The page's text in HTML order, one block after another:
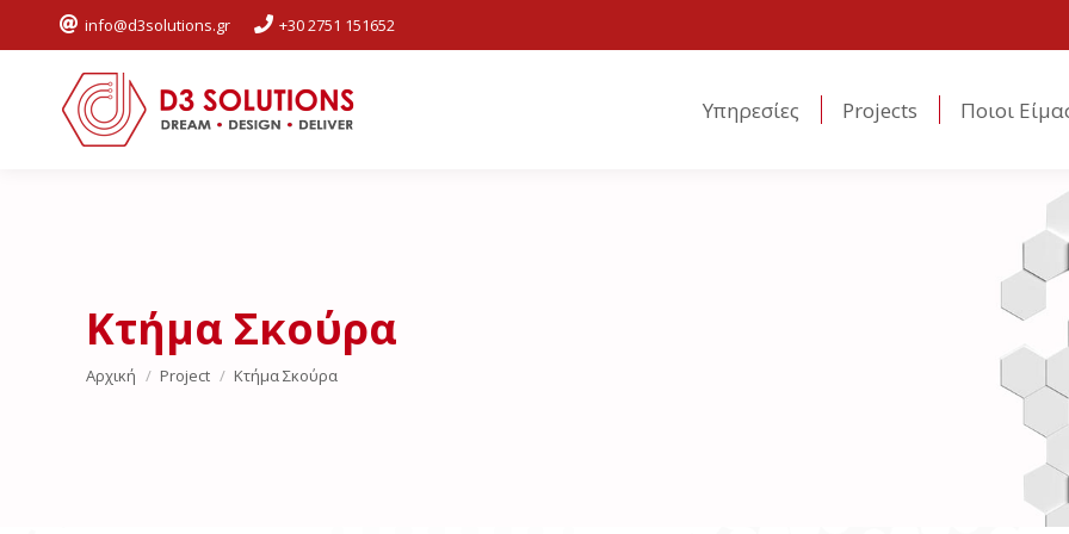
info@d3solutions.gr +30 2751 151652
Υπηρεσίες Projects Ποιοι
Κτήμα Σκούρα
You are here:
Αρχική Project Κτήμα Σκούρα